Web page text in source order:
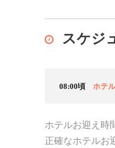
スケジ
08:00頃 ホテ
ホテルお迎え時
正確なホテルお